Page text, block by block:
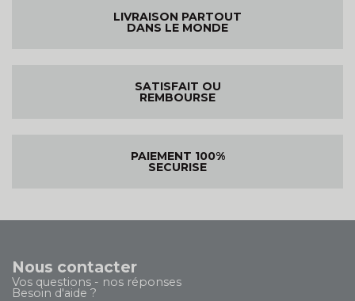
LIVRAISON PARTOUT
DANS LE MONDE
SATISFAIT OU
REMBOURSE
PAIEMENT 100%
SECURISE
Nous contacter
Vos questions - nos réponses
Besoin d'aide ?